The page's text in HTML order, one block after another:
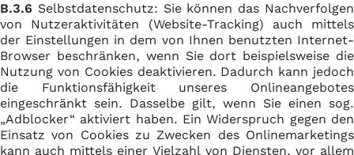
B.3.6 Selbstdatenschutz: Sie können das Nachverfolgen
von Nutzeraktivitäten (Website-Tracking) auch mittels
der Einstellungen in dem von Ihnen benutzten Internet-
Browser beschränken, wenn Sie dort beispielsweise die
Nutzung von Cookies deaktivieren. Dadurch kann jedoch
die Funktionsfähigkeit unseres Onlineangebotes
eingeschränkt sein. Dasselbe gilt, wenn Sie einen sog.
„Adblocker“ aktiviert haben. Ein Widerspruch gegen den
Einsatz von Cookies zu Zwecken des Onlinemarketings
kann auch mittels einer Vielzahl von Diensten, vor allem